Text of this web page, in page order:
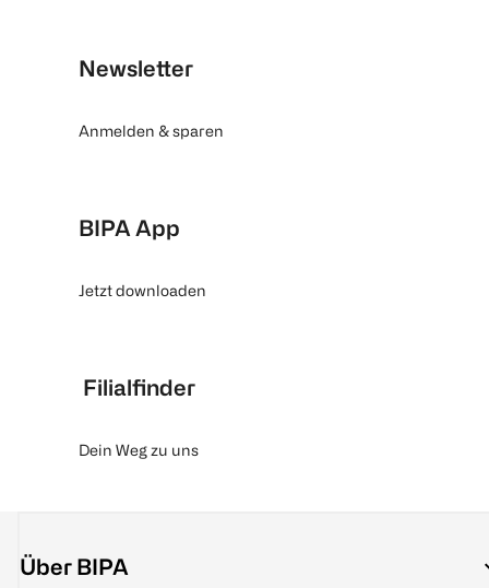
Newsletter
Anmelden & sparen
BIPA App
Jetzt downloaden
Filialfinder
Dein Weg zu uns
Über BIPA